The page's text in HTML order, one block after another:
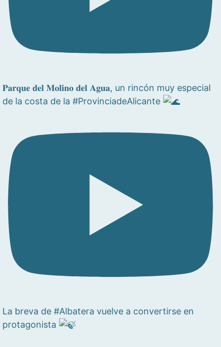
𝐏𝐚𝐫𝐪𝐮𝐞 𝐝𝐞𝐥 𝐌𝐨𝐥𝐢𝐧𝐨 𝐝𝐞𝐥 𝐀𝐠𝐮𝐚, un rincón muy especial
de la costa de la #ProvinciadeAlicante
La breva de #Albatera vuelve a convertirse en
protagonista